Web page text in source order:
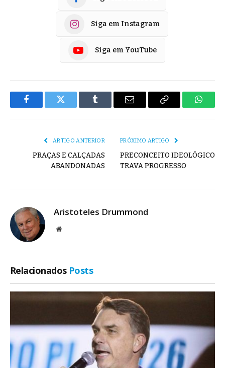
Siga em Instagram
Siga em YouTube
FacebookTwitter Tumblr
E-
Copiar
ARTIGO ANTERIOR
PRAÇAS E CALÇADAS
ABANDONADAS
PRÓXIMO ARTIGO
PRECONCEITO IDEOLÓGICO
TRAVA PROGRESSO
Aristoteles Drummond
Site
Relacionados Posts